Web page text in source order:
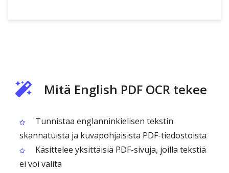
Mitä English PDF OCR tekee
Tunnistaa englanninkielisen tekstin
skannatuista ja kuvapohjaisista PDF-tiedostoista
Käsittelee yksittäisiä PDF-sivuja, joilla tekstiä
ei voi valita